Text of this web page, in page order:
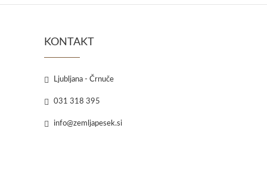
KONTAKT
Ljubljana - Črnuče
031 318 395
info@zemljapesek.si